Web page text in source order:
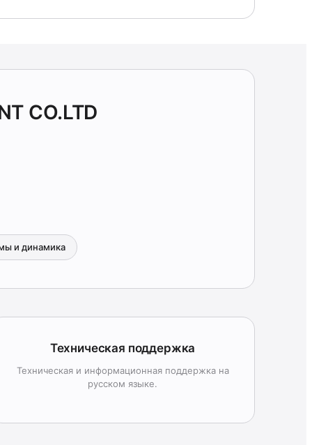
CO.LTD
и динамика
Техническая поддержка
Техническая и информационная поддержка на
русском языке.